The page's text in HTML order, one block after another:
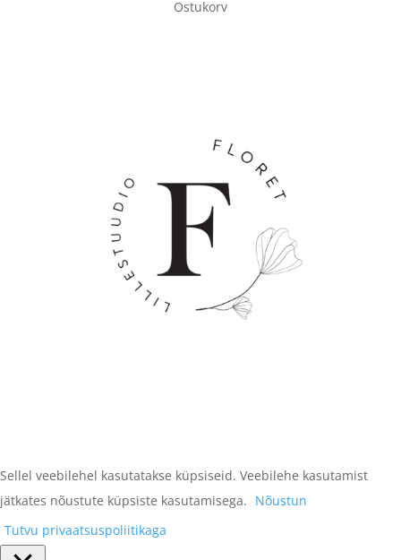
Ostukorv
Sellel veebilehel kasutatakse küpsiseid. Veebilehe kasutamist
jätkates nõustute küpsiste kasutamisega. Nõustun
Tutvu privaatsuspoliitikaga